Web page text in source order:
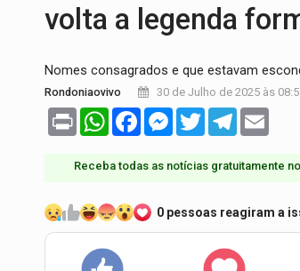
volta a legenda
Nomes consagrados e que estavam
Rondoniaovivo 30 de Julho de 2025 às
Print WhatsAppFacebookMessenger
TwitterTelegram
Receba todas as notícias gratuitamente
0 pessoas reagiram a